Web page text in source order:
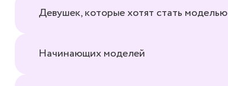
Девушек, которые хотят стать моделью
Начинающих моделей